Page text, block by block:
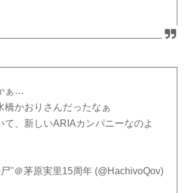
ぁ…
橋かおりさんだったなぁ
て、新しいARIAカンパニーなのよ
''＠茅原実里15周年 (@HachivoQov)